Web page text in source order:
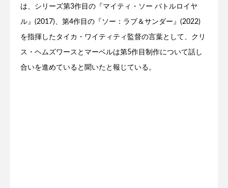
は、シリーズ第3作目の『マイティ・ソー バトルロイヤ
ル』(2017)、第4作目の『ソー：ラブ＆サンダー』(2022)
を指揮したタイカ・ワイティティ監督の言葉として、クリ
ス・ヘムズワースとマーベルは第5作目制作について話し
合いを進めていると聞いたと報じている。